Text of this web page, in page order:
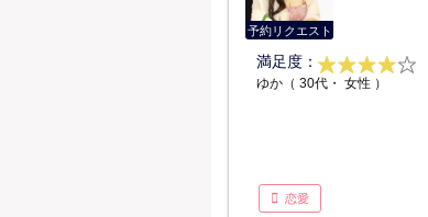
予約リクエスト
満足度：
ゆか（ 30代・ 女性 ）
恋愛